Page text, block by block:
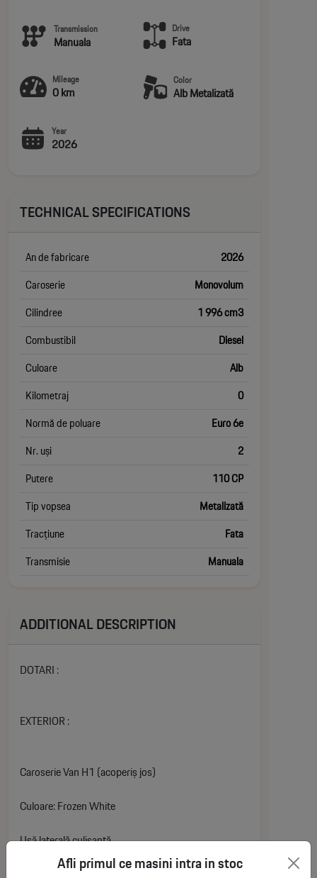
Transmission
Manuala
Drive
Fata
Mileage
0 km
Color
Alb Metalizată
Year
2026
TECHNICAL SPECIFICATIONS
An de fabricare
2026
Caroserie
Monovolum
Cilindree
1 996 cm3
Combustibil
Diesel
Culoare
Alb
Kilometraj
0
Normă de poluare
Euro 6e
Nr. uși
2
Putere
110 CP
Tip vopsea
Metalizată
Tracțiune
Fata
Transmisie
Manuala
ADDITIONAL DESCRIPTION
DOTARI :
EXTERIOR :
Caroserie Van H1 (acoperiș jos)
Culoare: Frozen White
Ușă laterală culisantă
Uși spate batante (deschidere 90°–180°)
Afli primul ce masini intra in stoc